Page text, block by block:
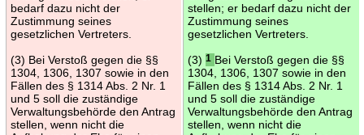
bedarf dazu nicht der
Zustimmung seines
gesetzlichen Vertreters.
(3) Bei Verstoß gegen die §§
1304, 1306, 1307 sowie in den
Fällen des § 1314 Abs. 2 Nr. 1
und 5 soll die zuständige
Verwaltungsbehörde den Antrag
stellen, wenn nicht die
stellen; er bedarf dazu nicht der
Zustimmung seines
gesetzlichen Vertreters.
(3) 1 Bei Verstoß gegen die §§
1304, 1306, 1307 sowie in den
Fällen des § 1314 Abs. 2 Nr. 1
und 5 soll die zuständige
Verwaltungsbehörde den Antrag
stellen, wenn nicht die